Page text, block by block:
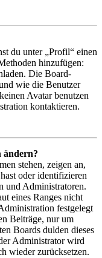
du unter „Profil“ einen
hinzufügen:
Die Board-
wie die Benutzer
Avatar benutzen
kontaktieren.
ändern?
stehen, zeigen an,
oder identifizieren
und Administratoren.
eines Ranges nicht
festgelegt
Beiträge, nur um
Boards dulden dieses
Administrator wird
wieder zurücksetzen.